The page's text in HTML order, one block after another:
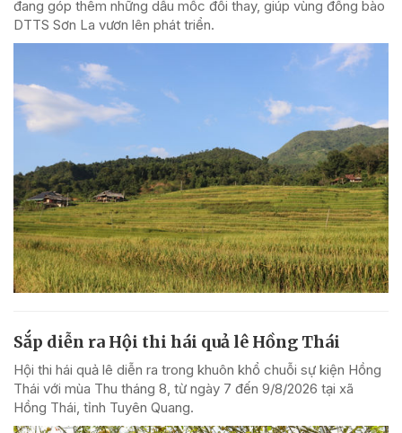
đang góp thêm những dấu mốc đổi thay, giúp vùng đồng bào
DTTS Sơn La vươn lên phát triển.
Sắp diễn ra Hội thi hái quả lê Hồng Thái
Hội thi hái quả lê diễn ra trong khuôn khổ chuỗi sự kiện Hồng
Thái với mùa Thu tháng 8, từ ngày 7 đến 9/8/2026 tại xã
Hồng Thái, tỉnh Tuyên Quang.